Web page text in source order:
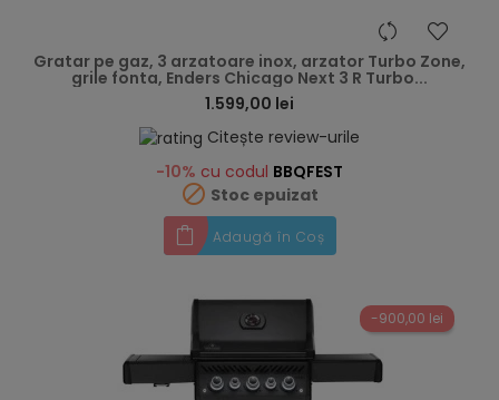
Gratar pe gaz, 3 arzatoare inox, arzator Turbo Zone,
grile fonta, Enders Chicago Next 3 R Turbo...
1.599,00 lei
Citește review-urile
-10% cu codul BBQFEST
 Stoc epuizat
Adaugă în Coș
-900,00 lei